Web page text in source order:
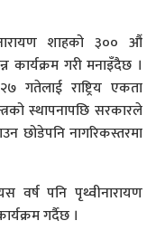
शाहको ३०० औं
कार्यक्रम गरी मनाइँदैछ ।
राष्ट्रिय एकता
स्थापनापछि सरकारले
छोडेपनि नागरिकस्तरमा
वर्ष पनि पृथ्वीनारायण
गर्दैछ ।